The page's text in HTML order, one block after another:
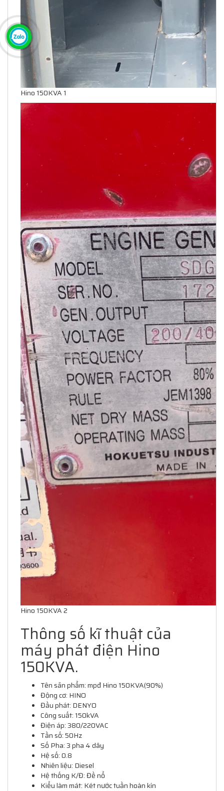
Hino 150KVA 1
Hino 150KVA 2
Thông số kĩ thuật của
máy phát điện Hino
150KVA.
Tên sản phẩm: mpđ Hino 150KVA(90%)
Động cơ: HINO
Đầu phát: DENYO
Công suất: 150kVA
Điện áp: 380/220VAC
Tần số: 50Hz
Số Pha: 3 pha 4 dây
Hệ số: 0.8
Nhiên liệu: Diesel
Hệ thống K/Đ: Đề nổ
Kiểu làm mát: Két nước tuần hoàn kín